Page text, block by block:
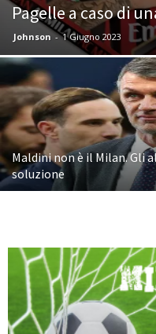
Pagelle a caso di
Johnson - 1 Giugno 2023
Maldini non è il Milan. Gli
soluzione